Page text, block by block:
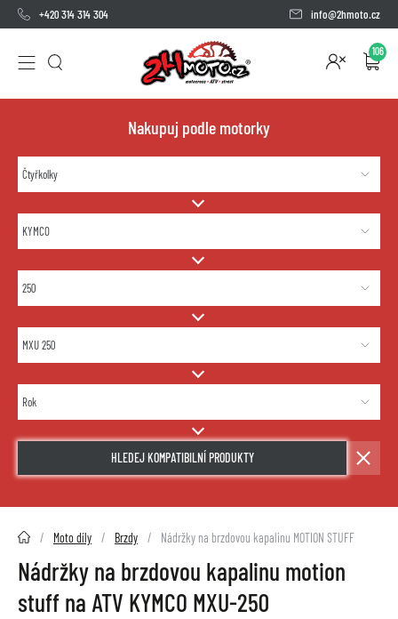
+420 314 314 304 info@2hmoto.cz
106
Nakupuj podle motorky
HLEDEJ KOMPATIBILNÍ PRODUKTY
2HMOTO.cz Moto díly Brzdy Nádržky na brzdovou kapalinu MOTION STUFF
Nádržky na brzdovou kapalinu motion
stuff na ATV KYMCO MXU-250